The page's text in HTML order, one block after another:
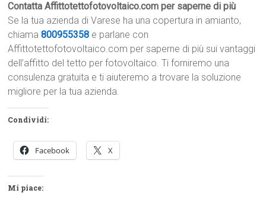
Contatta Affittotettofotovoltaico.com per saperne di più
Se la tua azienda di Varese ha una copertura in amianto,
chiama800955358 e parlane con
Affittotettofotovoltaico.com per saperne di più sui vantaggi
dell’affitto del tetto per fotovoltaico. Ti forniremo una
consulenza gratuita e ti aiuteremo a trovare la soluzione
migliore per la tua azienda.
Condividi:
Facebook X
Mi piace: